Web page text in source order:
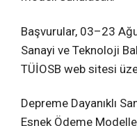
Başvurular, 03–23
Sanayi ve Teknoloji
TÜİOSB web sitesi
Depreme Dayanıklı
Esnek Ödeme